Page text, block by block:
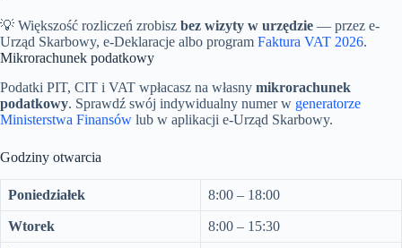
💡 Większość rozliczeń zrobisz bez wizyty w urzędzie — przez e-
Urząd Skarbowy, e-Deklaracje albo program Faktura VAT 2026.
Mikrorachunek podatkowy
Podatki PIT, CIT i VAT wpłacasz na własny mikrorachunek
podatkowy. Sprawdź swój indywidualny numer w generatorze
Ministerstwa Finansów lub w aplikacji e-Urząd Skarbowy.
Godziny otwarcia
Poniedziałek 8:00 – 18:00
Wtorek 8:00 – 15:30